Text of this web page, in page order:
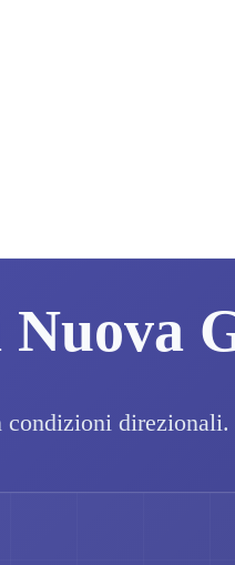
condizioni direzionali.